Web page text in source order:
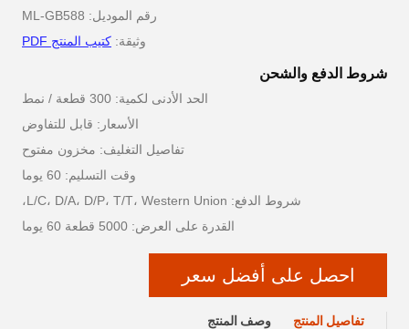
رقم الموديل: ML-GB588
وثيقة: كتيب المنتج PDF
شروط الدفع والشحن
الحد الأدنى لكمية: 300 قطعة / نمط
الأسعار: قابل للتفاوض
تفاصيل التغليف: مخزون مفتوح
وقت التسليم: 60 يوما
شروط الدفع: L/C، D/A، D/P، T/T، Western Union،
القدرة على العرض: 5000 قطعة 60 يوما
احصل على أفضل سعر
تفاصيل المنتج وصف المنتج